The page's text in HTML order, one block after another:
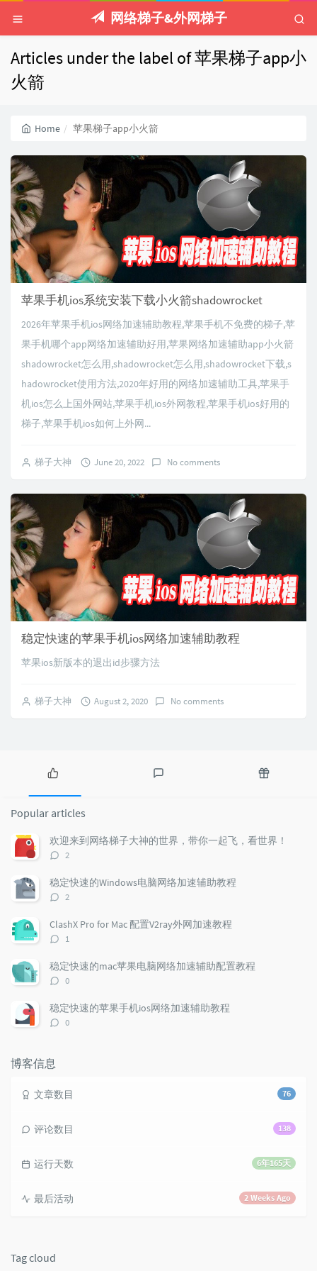
网络梯子&外网梯子
Articles under the label of 苹果梯子app小
火箭
Home 苹果梯子app小火箭
苹果手机ios系统安装下载小火箭shadowrocket
2026年苹果手机ios网络加速辅助教程,苹果手机不免费的梯子,苹
果手机哪个app网络加速辅助好用,苹果网络加速辅助app小火箭
shadowrocket怎么用,shadowrocket怎么用,shadowrocket下载,s
hadowrocket使用方法,2020年好用的网络加速辅助工具,苹果手
机ios怎么上国外网站,苹果手机ios外网教程,苹果手机ios好用的
梯子,苹果手机ios如何上外网...
梯子大神 June 20, 2022 No comments
稳定快速的苹果手机ios网络加速辅助教程
苹果ios新版本的退出id步骤方法
梯子大神 August 2, 2020 No comments
P
p
u
l
a
r
a
r
t
i
l
e
e
s
c
o
m
t
d
o
Popular articles
欢迎来到网络梯子大神的世界，带你一起飞，看世界！
评
数：
2
稳定快速的Windows电脑网络加速辅助教程
评
数：
2
ClashX Pro for Mac 配置V2ray外网加速教程
评
数：
1
稳定快速的mac苹果电脑网络加速辅助配置教程
评
数：
0
稳定快速的苹果手机ios网络加速辅助教程
评
0
博客信息
76
文章数目
138
评论数目
6年165天
运行天数
2 Weeks Ago
最后活动
Tag cloud